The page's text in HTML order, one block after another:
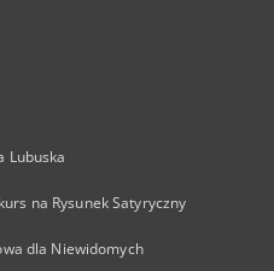
Lubuska
na Rysunek Satyryczny
dla Niewidomych